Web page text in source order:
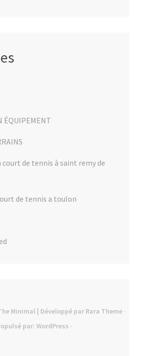
ÉQUIPEMENT
de tennis à saint remy de
de tennis a toulon
Minimal | Développé par Rara Theme ·
par: WordPress ·